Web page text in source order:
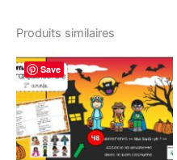
Produits similaires
Save